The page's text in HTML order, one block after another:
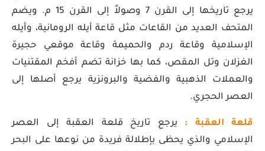
يرجع تاريخها إلى القرن 7 وصولاً إلى القرن 15 م. ويضم
المتحف العديد من القاعات مثل قاعة أيله الرومانية، وأيله
الإسلامية وقاعة ردم والحميمة وقاعة موقعي حجيرة
الغزلان وتل المقص، كما بها خزانة تضم أفخم المقتنيات
والعملات الذهبية والفضية والبرونزية يرجع أصلها إلى
العصر الحجري.
قلعة العقبة : يرجع تاريخ قلعة العقبة إلى العصر
الإسلامي والذي يحظى بإطلالة فريدة من نوعها على البحر